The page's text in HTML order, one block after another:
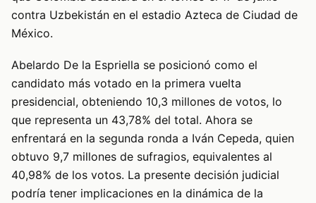
contra Uzbekistán en el estadio Azteca de Ciudad de
México.
Abelardo De la Espriella se posicionó como el
candidato más votado en la primera vuelta
presidencial, obteniendo 10,3 millones de votos, lo
que representa un 43,78% del total. Ahora se
enfrentará en la segunda ronda a Iván Cepeda, quien
obtuvo 9,7 millones de sufragios, equivalentes al
40,98% de los votos. La presente decisión judicial
podría tener implicaciones en la dinámica de la